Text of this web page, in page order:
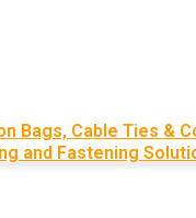
Bags, Cable Ties &
and Fastening